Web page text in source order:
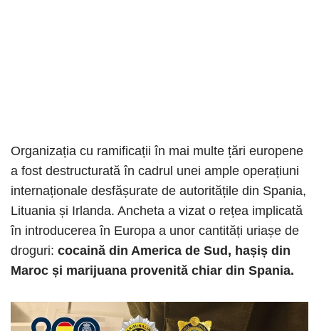
Organizația cu ramificații în mai multe țări europene
a fost destructurată în cadrul unei ample operațiuni
internaționale desfășurate de autoritățile din Spania,
Lituania și Irlanda. Ancheta a vizat o rețea implicată
în introducerea în Europa a unor cantități uriașe de
droguri: cocaină din America de Sud, hașiș din
Maroc și marijuana provenită chiar din Spania.